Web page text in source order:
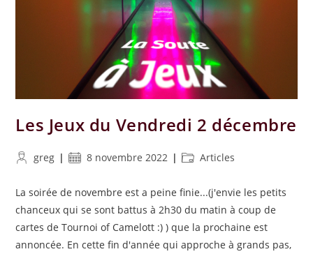
Les Jeux du Vendredi 2 décembre
Auteur/autrice
la
publication :
greg
Publication
8 novembre 2022
PostArticles
La soirée de novembre est a peine finie...(j'envie les petits
chanceux qui se sont battus à 2h30 du matin à coup de
cartes de Tournoi of Camelott :) ) que la prochaine est
annoncée. En cette fin d'année qui approche à grands pas,